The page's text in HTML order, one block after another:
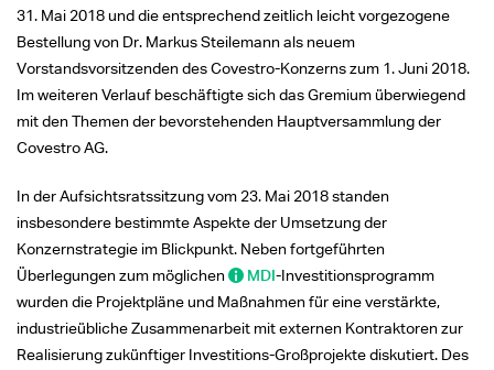
31. Mai 2018 und die entsprechend zeitlich leicht vorgezogene
Bestellung von Dr. Markus Steilemann als neuem
Vorstandsvorsitzenden des Covestro-Konzerns zum 1. Juni 2018.
Im weiteren Verlauf beschäftigte sich das Gremium überwiegend
mit den Themen der bevorstehenden Hauptversammlung der
Covestro AG.
In der Aufsichtsratssitzung vom 23. Mai 2018 standen
insbesondere bestimmte Aspekte der Umsetzung der
Konzernstrategie im Blickpunkt. Neben fortgeführten
Überlegungen zum möglichen
MDI-Investitionsprogramm
wurden die Projektpläne und Maßnahmen für eine verstärkte,
industrieübliche Zusammenarbeit mit externen Kontraktoren zur
Realisierung zukünftiger Investitions-Großprojekte diskutiert. Des